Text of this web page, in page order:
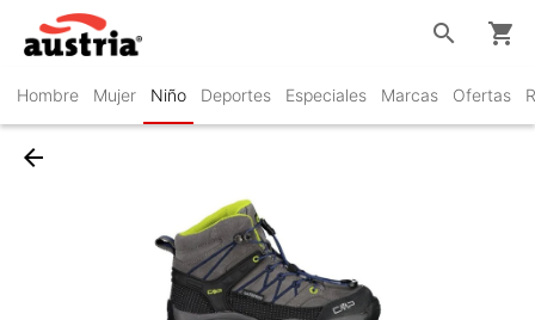
Hombre Mujer Niño Deportes Especiales Marcas Ofertas
search shopping_cart
arrow_back